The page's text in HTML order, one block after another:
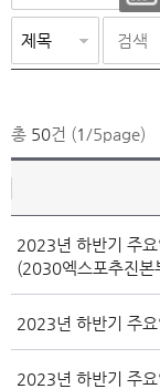
총 50건 (1 /5page)
2023년 하반기 주요
(2030엑스포추진본
2023년 하반기 주
2023년 하반기 주